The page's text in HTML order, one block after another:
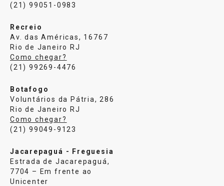
(21) 99051-0983
Recreio
Av. das Américas, 16767
Rio de Janeiro RJ
Como chegar?
(21) 99269-4476
Botafogo
Voluntários da Pátria, 286
Rio de Janeiro RJ
Como chegar?
(21) 99049-9123
Jacarepaguá - Freguesia
Estrada de Jacarepaguá,
7704 – Em frente ao
Unicenter